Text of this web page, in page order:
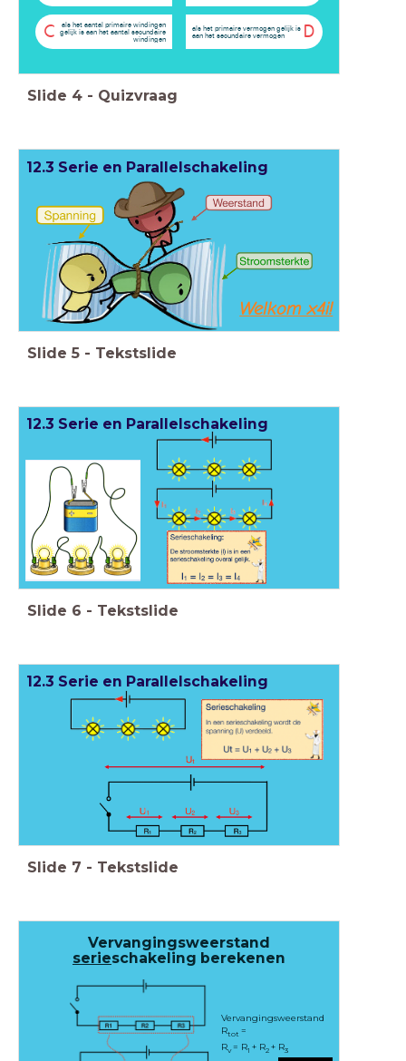
C
als het aantal primaire windingen
gelijk is aan het aantal secundaire
windingen
D
als het primaire vermogen gelijk is
aan het secundaire vermogen
Slide 4 - Quizvraag
12.3 Serie en Parallelschakeling
Welkom x4i!
Slide 5 - Tekstslide
12.3 Serie en Parallelschakeling
Slide 6 - Tekstslide
12.3 Serie en Parallelschakeling
Slide 7 - Tekstslide
Vervangingsweerstand
serieschakeling berekenen
Vervangingsweerstand
Rtot =
Rv= R1 + R2 + R3